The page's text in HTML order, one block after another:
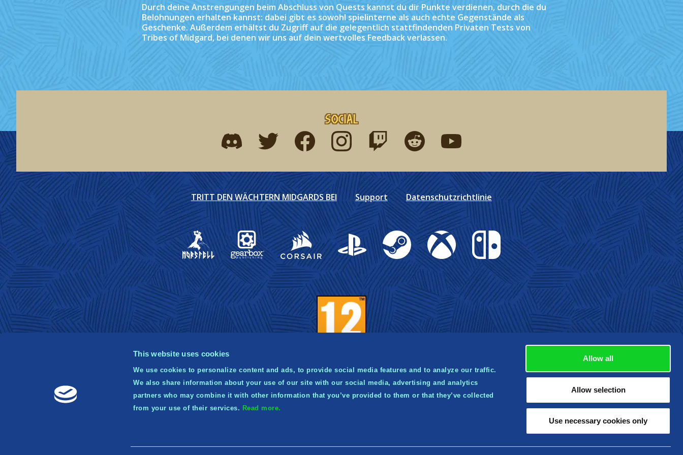
This website uses cookies
We use cookies to personalize content and ads, to provide social media features and to analyze our traffic.
We also share information about your use of our site with our social media, advertising and analytics
partners who may combine it with other information that you’ve provided to them or that they’ve collected
from your use of their services. Read more.
Allow all
Allow selection
Use necessary cookies only
Durch deine Anstrengungen beim Abschluss von Quests kannst du dir Punkte verdienen, durch die du
Belohnungen erhalten kannst: dabei gibt es sowohl spielinterne als auch echte Gegenstände als
Geschenke. Außerdem erhältst du Zugriff auf die gelegentlich stattfindenden Privaten Tests von
Tribes of Midgard, bei denen wir uns auf dein wertvolles Feedback verlassen.
Social
Find me on discordFind me on twitterFind me on facebook
Find me on instagram
Find me on twitchFind me on redditFind me on youtube
TRITT DEN WÄCHTERN MIDGARDS BEI Support Datenschutzrichtlinie
Gearbox Publishing
Corsair PlayStation Steam Xbox Nintendo Switch
© 2021 Norsfell Games Inc. Published and distributed by Gearbox
Publishing. Gearbox and the Gearbox Software logo are registered
trademarks, and the Gearbox Publishing logo is a trademark, of